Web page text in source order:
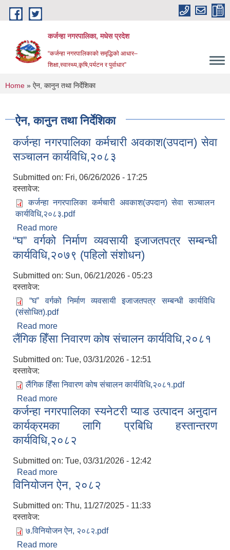
Skip to main content
कर्जन्हा नगरपालिका, मधेस प्रदेश
“कर्जन्हा नगरपालिकाको समृद्धिको आधार–
शिक्षा,स्वास्थ्य,कृषि,पर्यटन र पुर्वाधार”
You are here
Home » ऐन, कानुन तथा निर्देशिका
ऐन, कानुन तथा निर्देशिका
कर्जन्हा नगरपालिका कर्मचारी अवकाश(उपदान) सेवा
सञ्चालन कार्यविधि,२०८३
Submitted on: Fri, 06/26/2026 - 17:25
दस्तावेज:
कर्जन्हा नगरपालिका कर्मचारी अवकाश(उपदान) सेवा सञ्चालन
कार्यविधि,२०८३.pdf
Read more
सञ्चालन कार्यविधि,२०८३
“घ” वर्गको निर्माण व्यवसायी इजाजतपत्र सम्बन्धी
कार्यविधि,२०७९ (पहिलो संशोधन)
Submitted on: Sun, 06/21/2026 - 05:23
दस्तावेज:
“घ” वर्गको निर्माण व्यवसायी इजाजतपत्र सम्बन्धी कार्यविधि
(संसोधित).pdf
Read more
कार्यविधि,२०७९ (पहिलो संशोधन)
लैंगिक हिँसा निवारण कोष संचालन कार्यविधि,२०८१
Submitted on: Tue, 03/31/2026 - 12:51
दस्तावेज:
लैंगिक हिँसा निवारण कोष संचालन कार्यविधि,२०८१.pdf
Read more
कर्जन्हा नगरपालिका स्यनेटरी प्याड उत्पादन अनुदान
कार्यक्रमका लागि प्रबिधि हस्तान्तरण
कार्यविधि,२०८२
Submitted on: Tue, 03/31/2026 - 12:42
Read more
कार्यक्रमका लागि प्रबिधि हस्तान्तरण कार्यविधि,२०८२
विनियोजन ऐन, २०८२
Submitted on: Thu, 11/27/2025 - 11:33
दस्तावेज:
७.विनियोजन ऐन, २०८२.pdf
Read more